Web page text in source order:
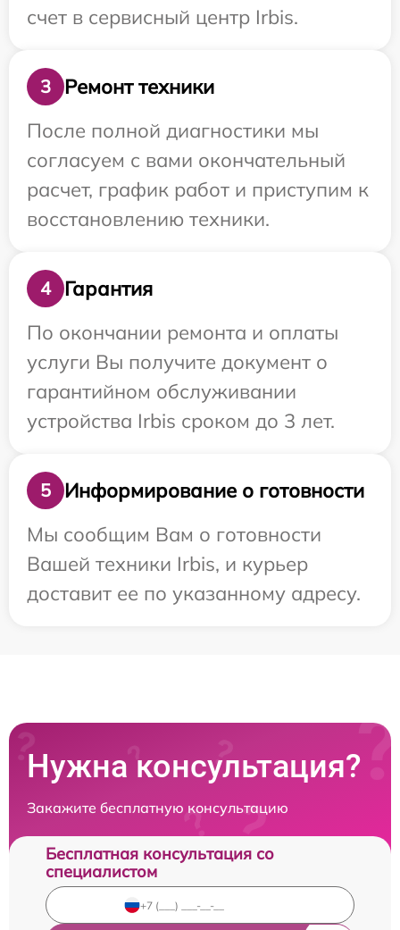
счет в сервисный центр Irbis.
3
Ремонт техники
После полной диагностики мы
согласуем с вами окончательный
расчет, график работ и приступим к
восстановлению техники.
4
Гарантия
По окончании ремонта и оплаты
услуги Вы получите документ о
гарантийном обслуживании
устройства Irbis сроком до 3 лет.
5
Информирование о готовности
Мы сообщим Вам о готовности
Вашей техники Irbis, и курьер
доставит ее по указанному адресу.
Нужна консультация?
Закажите бесплатную консультацию
Бесплатная консультация со
специалистом